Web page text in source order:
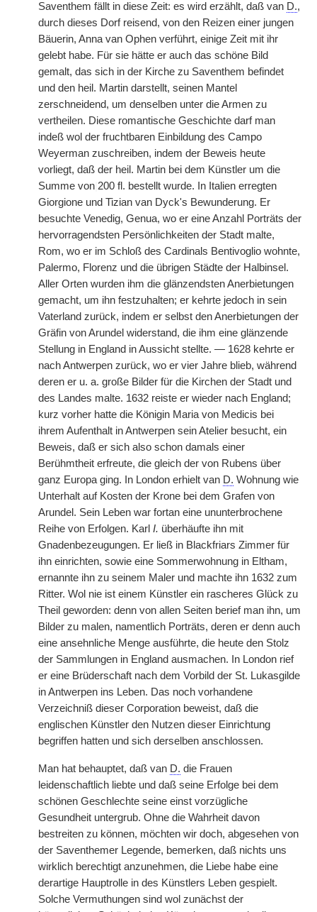
Saventhem fällt in diese Zeit: es wird erzählt, daß van D.,
durch dieses Dorf reisend, von den Reizen einer jungen
Bäuerin, Anna van Ophen verführt, einige Zeit mit ihr
gelebt habe. Für sie hätte er auch das schöne Bild
gemalt, das sich in der Kirche zu Saventhem befindet
und den heil. Martin darstellt, seinen Mantel
zerschneidend, um denselben unter die Armen zu
vertheilen. Diese romantische Geschichte darf man
indeß wol der fruchtbaren Einbildung des Campo
Weyerman zuschreiben, indem der Beweis heute
vorliegt, daß der heil. Martin bei dem Künstler um die
Summe von 200 fl. bestellt wurde. In Italien erregten
Giorgione und Tizian van Dyck's Bewunderung. Er
besuchte Venedig, Genua, wo er eine Anzahl Porträts der
hervorragendsten Persönlichkeiten der Stadt malte,
Rom, wo er im Schloß des Cardinals Bentivoglio wohnte,
Palermo, Florenz und die übrigen Städte der Halbinsel.
Aller Orten wurden ihm die glänzendsten Anerbietungen
gemacht, um ihn festzuhalten; er kehrte jedoch in sein
Vaterland zurück, indem er selbst den Anerbietungen der
Gräfin von Arundel widerstand, die ihm eine glänzende
Stellung in England in Aussicht stellte. — 1628 kehrte er
nach Antwerpen zurück, wo er vier Jahre blieb, während
deren er u. a. große Bilder für die Kirchen der Stadt und
des Landes malte. 1632 reiste er wieder nach England;
kurz vorher hatte die Königin Maria von Medicis bei
ihrem Aufenthalt in Antwerpen sein Atelier besucht, ein
Beweis, daß er sich also schon damals einer
Berühmtheit erfreute, die gleich der von Rubens über
ganz Europa ging. In London erhielt van D. Wohnung wie
Unterhalt auf Kosten der Krone bei dem Grafen von
Arundel. Sein Leben war fortan eine ununterbrochene
Reihe von Erfolgen. Karl I. überhäufte ihn mit
Gnadenbezeugungen. Er ließ in Blackfriars Zimmer für
ihn einrichten, sowie eine Sommerwohnung in Eltham,
ernannte ihn zu seinem Maler und machte ihn 1632 zum
Ritter. Wol nie ist einem Künstler ein rascheres Glück zu
Theil geworden: denn von allen Seiten berief man ihn, um
Bilder zu malen, namentlich Porträts, deren er denn auch
eine ansehnliche Menge ausführte, die heute den Stolz
der Sammlungen in England ausmachen. In London rief
er eine Brüderschaft nach dem Vorbild der St. Lukasgilde
in Antwerpen ins Leben. Das noch vorhandene
Verzeichniß dieser Corporation beweist, daß die
englischen Künstler den Nutzen dieser Einrichtung
begriffen hatten und sich derselben anschlossen.
Man hat behauptet, daß van D. die Frauen
leidenschaftlich liebte und daß seine Erfolge bei dem
schönen Geschlechte seine einst vorzügliche
Gesundheit untergrub. Ohne die Wahrheit davon
bestreiten zu können, möchten wir doch, abgesehen von
der Saventhemer Legende, bemerken, daß nichts uns
wirklich berechtigt anzunehmen, die Liebe habe eine
derartige Hauptrolle in des Künstlers Leben gespielt.
Solche Vermuthungen sind wol zunächst der